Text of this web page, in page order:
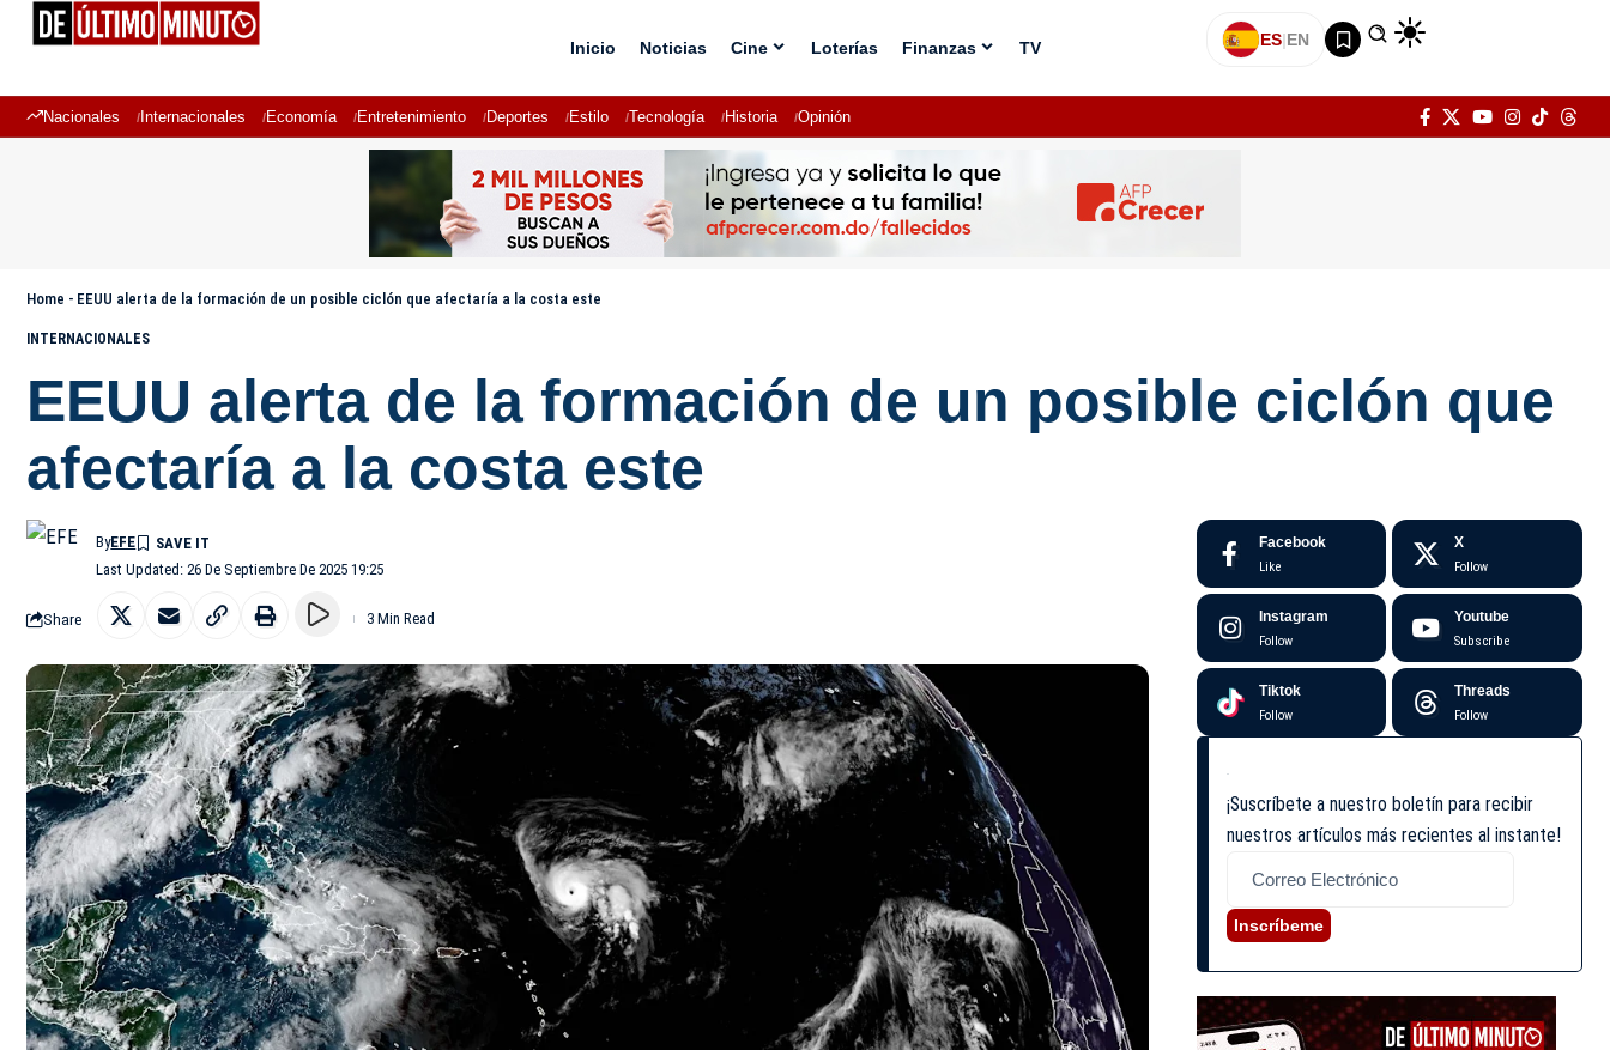
Inicio Noticias Cine Loterías Finanzas TV ES|EN
Nacionales Internacionales Economía Entretenimiento Deportes Estilo Tecnología Historia Opinión
Home - EEUU alerta de la formación de un posible ciclón que afectaría a la costa este
INTERNACIONALES
EEUU alerta de la formación de un posible ciclón que
afectaría a la costa este
Last Updated: 26 De Septiembre De 2025 19:25
ByEFE
Share 3 Min Read
Facebook
Like
X
Follow
Instagram
Follow
Youtube
Subscribe
Tiktok
Follow
Threads
Follow
¡Suscríbete a nuestro boletín para recibir
nuestros artículos más recientes al instante!
Inscríbeme